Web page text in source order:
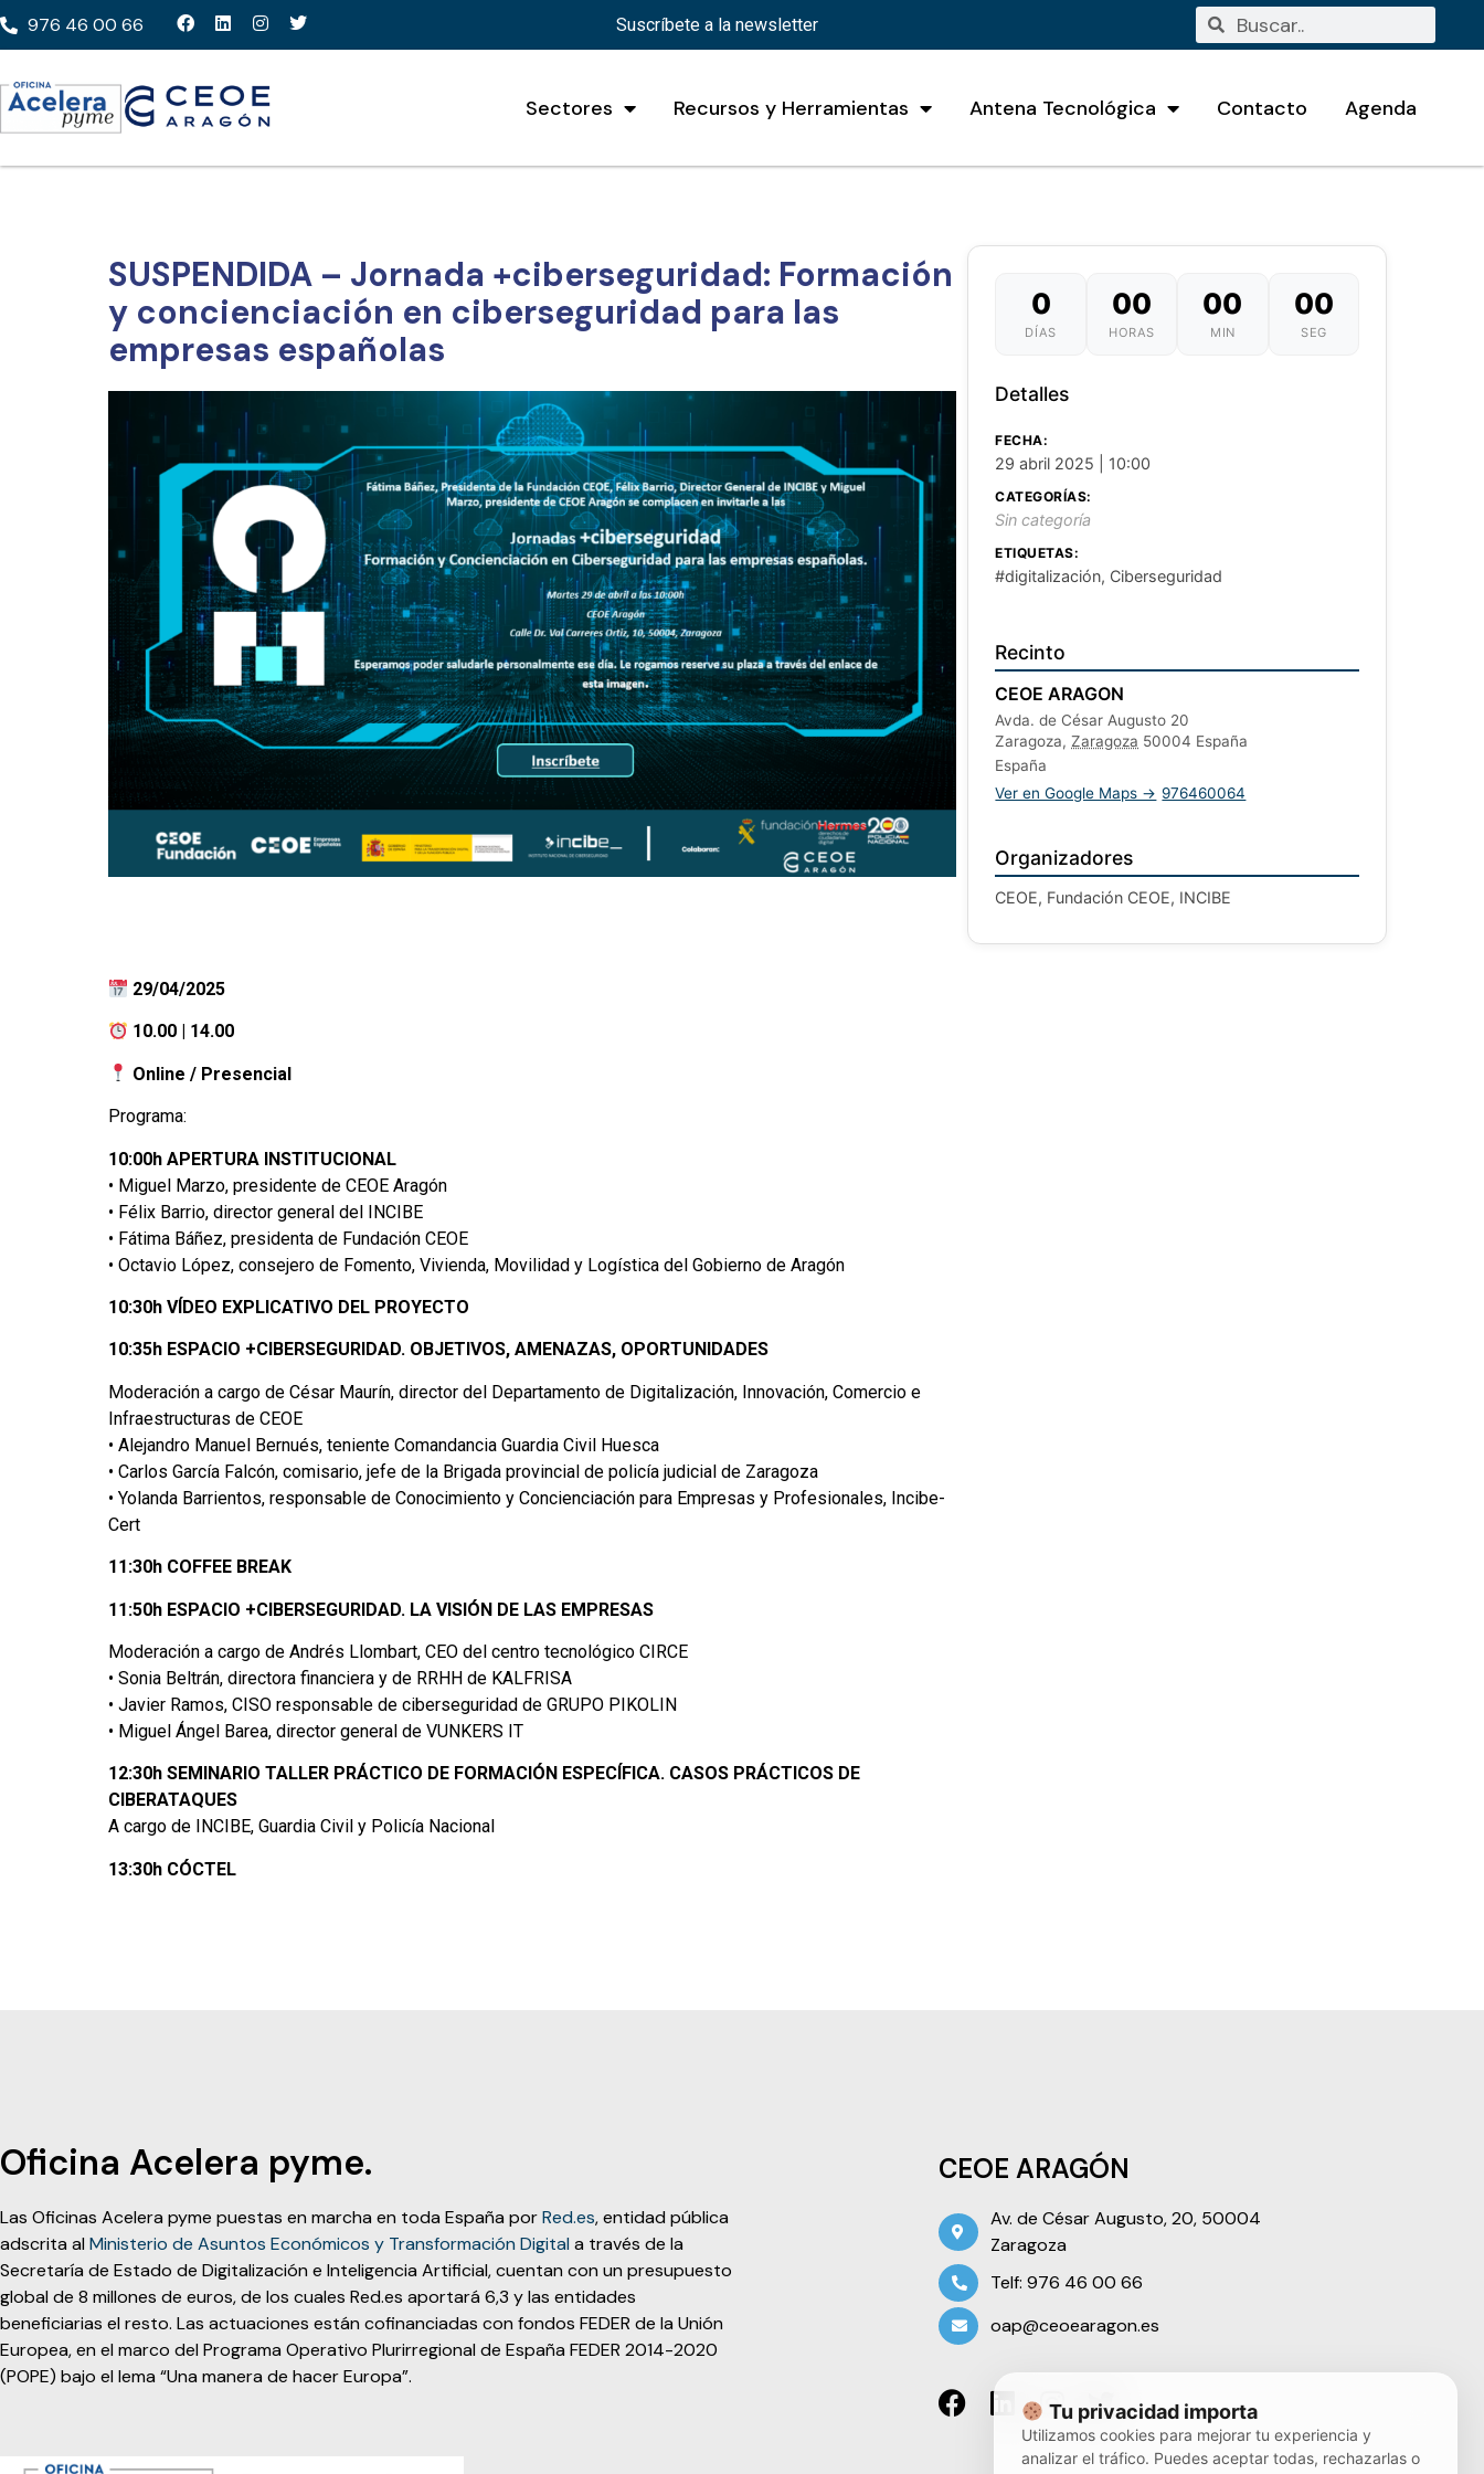
976 46 00 66 Suscríbete a la newsletter
Sectores Recursos y Herramientas Antena Tecnológica Contacto Agenda
SUSPENDIDA – Jornada +ciberseguridad: Formación
y concienciación en ciberseguridad para las
empresas españolas
29/04/2025
10.00 | 14.00
Online / Presencial
Programa:
10:00h APERTURA INSTITUCIONAL
• Miguel Marzo, presidente de CEOE Aragón
• Félix Barrio, director general del INCIBE
• Fátima Báñez, presidenta de Fundación CEOE
• Octavio López, consejero de Fomento, Vivienda, Movilidad y Logística del Gobierno de Aragón
10:30h VÍDEO EXPLICATIVO DEL PROYECTO
10:35h ESPACIO +CIBERSEGURIDAD. OBJETIVOS, AMENAZAS, OPORTUNIDADES
Moderación a cargo de César Maurín, director del Departamento de Digitalización, Innovación, Comercio e
Infraestructuras de CEOE
• Alejandro Manuel Bernués, teniente Comandancia Guardia Civil Huesca
• Carlos García Falcón, comisario, jefe de la Brigada provincial de policía judicial de Zaragoza
• Yolanda Barrientos, responsable de Conocimiento y Concienciación para Empresas y Profesionales, Incibe-
Cert
11:30h COFFEE BREAK
11:50h ESPACIO +CIBERSEGURIDAD. LA VISIÓN DE LAS EMPRESAS
Moderación a cargo de Andrés Llombart, CEO del centro tecnológico CIRCE
• Sonia Beltrán, directora financiera y de RRHH de KALFRISA
• Javier Ramos, CISO responsable de ciberseguridad de GRUPO PIKOLIN
• Miguel Ángel Barea, director general de VUNKERS IT
12:30h SEMINARIO TALLER PRÁCTICO DE FORMACIÓN ESPECÍFICA. CASOS PRÁCTICOS DE
CIBERATAQUES
A cargo de INCIBE, Guardia Civil y Policía Nacional
13:30h CÓCTEL
0
DÍAS
00
HORAS
00
MIN
00
SEG
Detalles
FECHA:
29 abril 2025 | 10:00
CATEGORÍAS:
Sin categoría
ETIQUETAS:
#digitalización, Ciberseguridad
Recinto
CEOE ARAGON
Avda. de César Augusto 20
Zaragoza, Zaragoza 50004 España
España
Ver en Google Maps → 976460064
Organizadores
CEOE, Fundación CEOE, INCIBE
Oficina Acelera pyme.
Las Oficinas Acelera pyme puestas en marcha en toda España porRed.es, entidad pública
adscrita al Ministerio de Asuntos Económicos y Transformación Digital a través de la
Secretaría de Estado de Digitalización e Inteligencia Artificial, cuentan con un presupuesto
global de 8 millones de euros, de los cuales Red.es aportará 6,3 y las entidades
beneficiarias el resto. Las actuaciones están cofinanciadas con fondos FEDER de la Unión
Europea, en el marco del Programa Operativo Plurirregional de España FEDER 2014-2020
(POPE) bajo el lema “Una manera de hacer Europa”.
CEOE ARAGÓN
Av. de César Augusto, 20, 50004
Zaragoza
Telf: 976 46 00 66
oap@ceoearagon.es
Tu privacidad importa
Utilizamos cookies para mejorar tu experiencia y
analizar el tráfico. Puedes aceptar todas, rechazarlas o